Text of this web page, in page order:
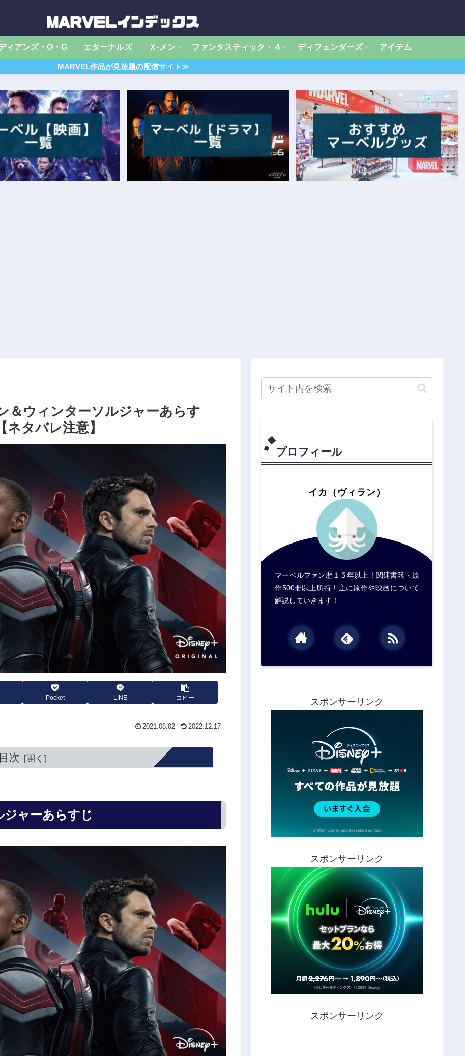
ィアンズ・O・G エターナルズ Ｘ‐メン ファンタスティック・４ ディフェンダーズ アイテム
MARVEL作品が見放題の配信サイト≫
＆ウィンターソルジャーあらす
タバレ注意】
Pocket LINE コピー
2021.08.02 2022.12.17
目次
ャーあらすじ
プロフィール
イカ（ヴィラン）
マーベルファン歴１５年以上！関連書籍・原
作500冊以上所持！主に原作や映画について
解説していきます！
スポンサーリンク
スポンサーリンク
スポンサーリンク